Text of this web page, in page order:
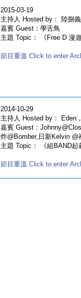
2015-03-19
主持人 Hosted by： 陸捌
嘉賓 Guest：學舌鳥
主題 Topic： 《Free D 漫
節目重溫 Click to enter
2014-10-29
主持人 Hosted by： Eden
嘉賓 Guest：
炸@Bomber,日新Kelvin
主題 Topic： 《組BAND起
節目重溫 Click to enter